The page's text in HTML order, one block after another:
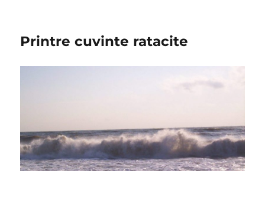
Printre cuvinte ratacite